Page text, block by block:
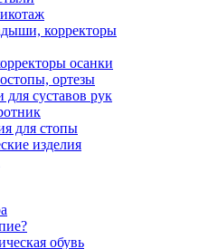
корректоры
осанки
ортезы
суставов рук
для стопы
изделия
обувь